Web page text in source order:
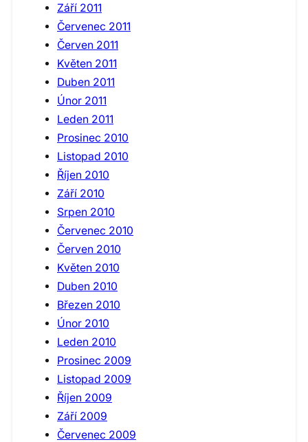
Září 2011
Červenec 2011
Červen 2011
Květen 2011
Duben 2011
Únor 2011
Leden 2011
Prosinec 2010
Listopad 2010
Říjen 2010
Září 2010
Srpen 2010
Červenec 2010
Červen 2010
Květen 2010
Duben 2010
Březen 2010
Únor 2010
Leden 2010
Prosinec 2009
Listopad 2009
Říjen 2009
Září 2009
Červenec 2009